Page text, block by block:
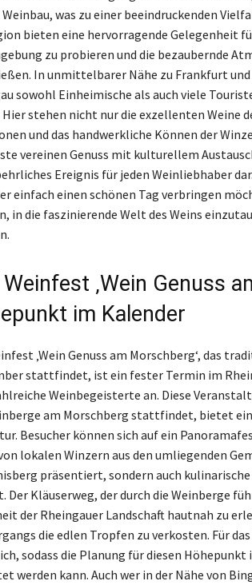
was zu einer beeindruckenden
bieten eine hervorragende Gelegenheit
zu probieren und die bezaubernde
In unmittelbarer Nähe zu Frankfurt
sowohl Einheimische als auch viele
stehen nicht nur die exzellenten Weine
und das handwerkliche Können der
vereinen Genuss mit kulturellem
Ereignis für jeden Weinliebhaber
einfach einen schönen Tag verbringen
in die faszinierende Welt des Weins
‚Wein Genuss
im Kalender
‚Wein Genuss am Morschberg‘, das
stattfindet, ist ein fester Termin im
Weinbegeisterte an. Diese
am Morschberg stattfindet, bietet
Besucher können sich auf ein
lokalen Winzern aus den umliegenden
präsentiert, sondern auch
Der Kläuserweg, der durch die Weinberge
der Rheingauer Landschaft hautnah zu
die edlen Tropfen zu verkosten. Für
sodass die Planung für diesen
werden kann. Auch wer in der Nähe von